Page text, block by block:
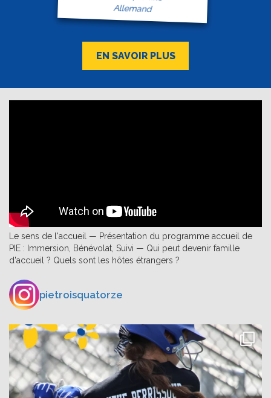
Allemand
EN SAVOIR PLUS
Le sens de l'accueil — Présentation du programme accueil de
PIE : Immersion, Bénévolat, Suivi — Qui peut devenir famille
d'accueil ? Quels sont les hôtes étrangers ?
pietroisquatorze